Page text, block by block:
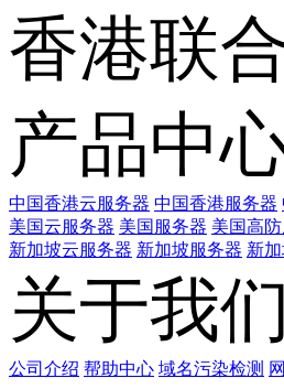
香港联
产品中
中国香港云服务器 中国香港服务器
美国云服务器 美国服务器 美国高
新加坡云服务器 新加坡服务器 新
关于我们
公司介绍 帮助中心 域名污染检测